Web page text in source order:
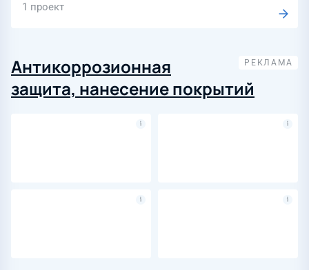
1 проект
Антикоррозионная
защита, нанесение покрытий